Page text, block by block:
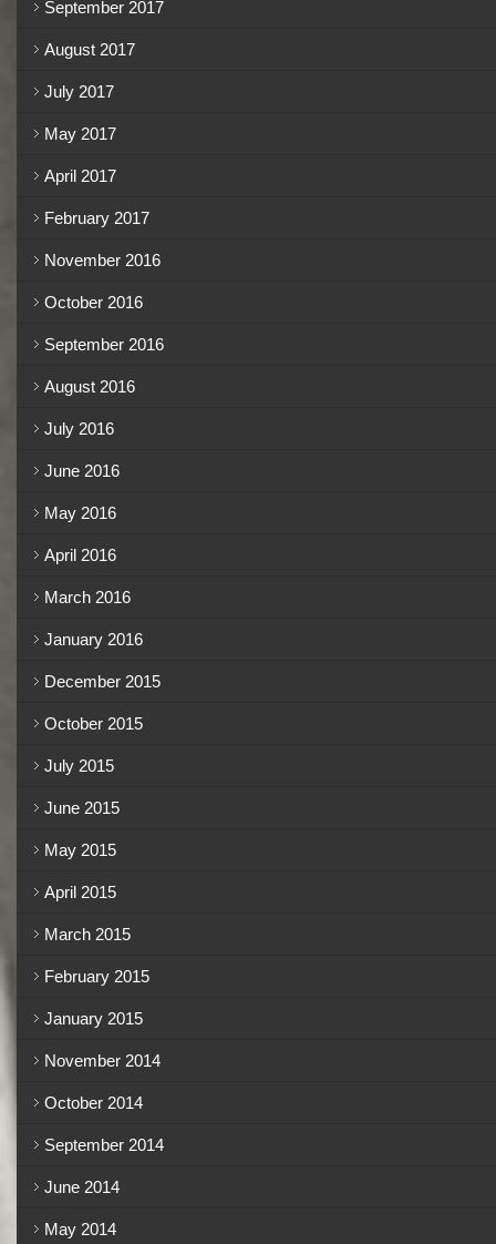
September 2017
August 2017
July 2017
May 2017
April 2017
February 2017
November 2016
October 2016
September 2016
August 2016
July 2016
June 2016
May 2016
April 2016
March 2016
January 2016
December 2015
October 2015
July 2015
June 2015
May 2015
April 2015
March 2015
February 2015
January 2015
November 2014
October 2014
September 2014
June 2014
May 2014